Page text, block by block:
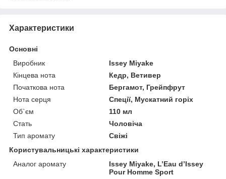
Характеристики
Основні
Виробник
Issey Miyake
Кінцева нота
Кедр, Ветивер
Початкова нота
Бергамот, Грейпфрут
Нота серця
Спеції, Мускатний горіх
Об`єм
110 мл
Стать
Чоловіча
Тип аромату
Свіжі
Користувальницькі характеристики
Аналог аромату
Issey Miyake, L’Eau d’Issey
Pour Homme Sport